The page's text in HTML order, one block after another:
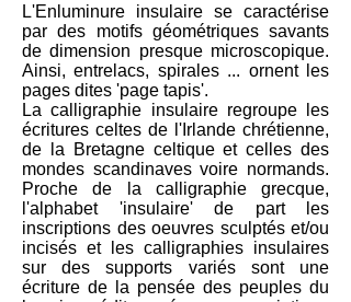
L'Enluminure insulaire se caractérise
par des motifs géométriques savants
de dimension presque microscopique.
Ainsi, entrelacs, spirales ... ornent les
pages dites 'page tapis'.
La calligraphie insulaire regroupe les
écritures celtes de l'Irlande chrétienne,
de la Bretagne celtique et celles des
mondes scandinaves voire normands.
Proche de la calligraphie grecque,
l'alphabet 'insulaire' de part les
inscriptions des oeuvres sculptés et/ou
incisés et les calligraphies insulaires
sur des supports variés sont une
écriture de la pensée des peuples du